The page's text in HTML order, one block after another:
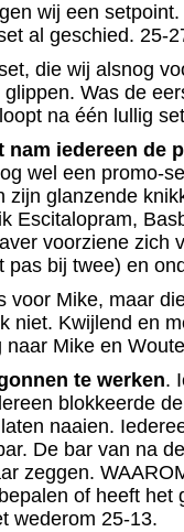
wij een
al geschied. 25-
die wij alsnog
glippen. Was de
na één lullig
nam iedereen de
wel een promo-
zijn glanzende
Escitalopram,
voorziene zich
pas bij twee) en
voor Mike, maar
niet. Kwijlend en
naar Mike en
te werken.
blokkeerde
naaien.
De bar van na
zeggen.
bepalen of heeft
wederom 25-13.